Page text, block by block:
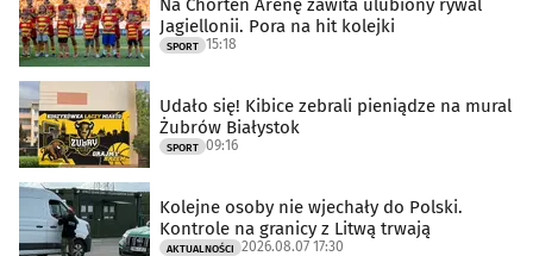
Jagiellonii. Pora na hit kolejki
SPORT 15:18
Udało się! Kibice zebrali pieniądze na mural
Żubrów Białystok
SPORT 09:16
Kolejne osoby nie wjechały do Polski.
Kontrole na granicy z Litwą trwają
AKTUALNOŚCI 2026.08.07 17:30